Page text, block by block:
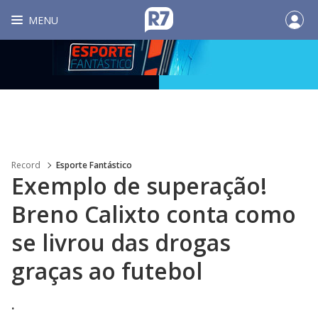
MENU
Record Esporte Fantástico
Exemplo de superação!
Breno Calixto conta como
se livrou das drogas
graças ao futebol
.